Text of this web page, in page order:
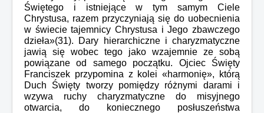
Świętego i istniejące w tym samym Ciele
Chrystusa, razem przyczyniają się do uobecnienia
w świecie tajemnicy Chrystusa i Jego zbawczego
dzieła»(31). Dary hierarchiczne i charyzmatyczne
jawią się wobec tego jako wzajemnie ze sobą
powiązane od samego początku. Ojciec Święty
Franciszek przypomina z kolei «harmonię», którą
Duch Święty tworzy pomiędzy różnymi darami i
wzywa ruchy charyzmatyczne do misyjnego
otwarcia, do koniecznego posłuszeństwa